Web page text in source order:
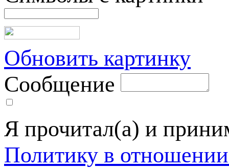
Обновить картинку
Сообщение
Я прочитал(а) и
Политику в